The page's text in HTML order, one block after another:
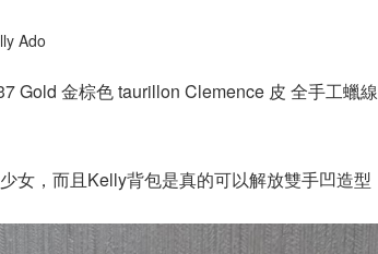
Ado
Gold 金棕色 taurillon Clemence 皮 全手工蠟線
女，而且Kelly背包是真的可以解放雙手凹造型